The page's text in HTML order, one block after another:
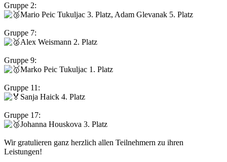
Gruppe 2:
Mario Peic Tukuljac 3. Platz, Adam Glevanak 5. Platz
Gruppe 7:
Alex Weismann 2. Platz
Gruppe 9:
Marko Peic Tukuljac 1. Platz
Gruppe 11:
Sanja Haick 4. Platz
Gruppe 17:
Johanna Houskova 3. Platz
Wir gratulieren ganz herzlich allen Teilnehmern zu ihren
Leistungen!